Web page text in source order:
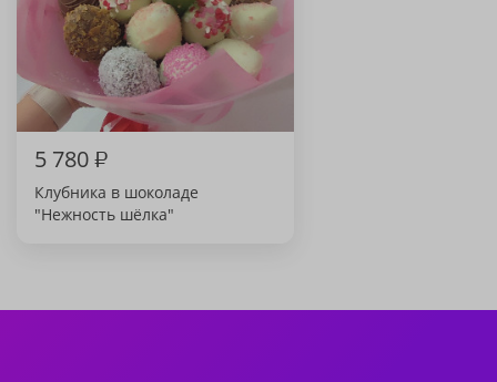
5 780₽
Клубника в шоколаде
"Нежность шёлка"